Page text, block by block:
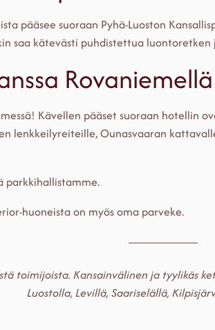
pääsee suoraan Pyhä-Luoston
saa kätevästi puhdistettua luontoretken
Rovaniemellä
Kävellen pääset suoraan
lenkkeilyreiteille, Ounasvaaran
parkkihallistamme.
huoneista on myös oma parveke.
toimijoista. Kansainvälinen ja
Luostolla, Levillä, Saariselällä,